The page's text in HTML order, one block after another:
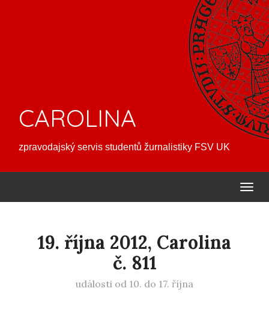
CAROLINA
zpravodajský servis studentů žurnalistiky FSV UK
19. října 2012, Carolina
č. 811
události od 10. do 17. října